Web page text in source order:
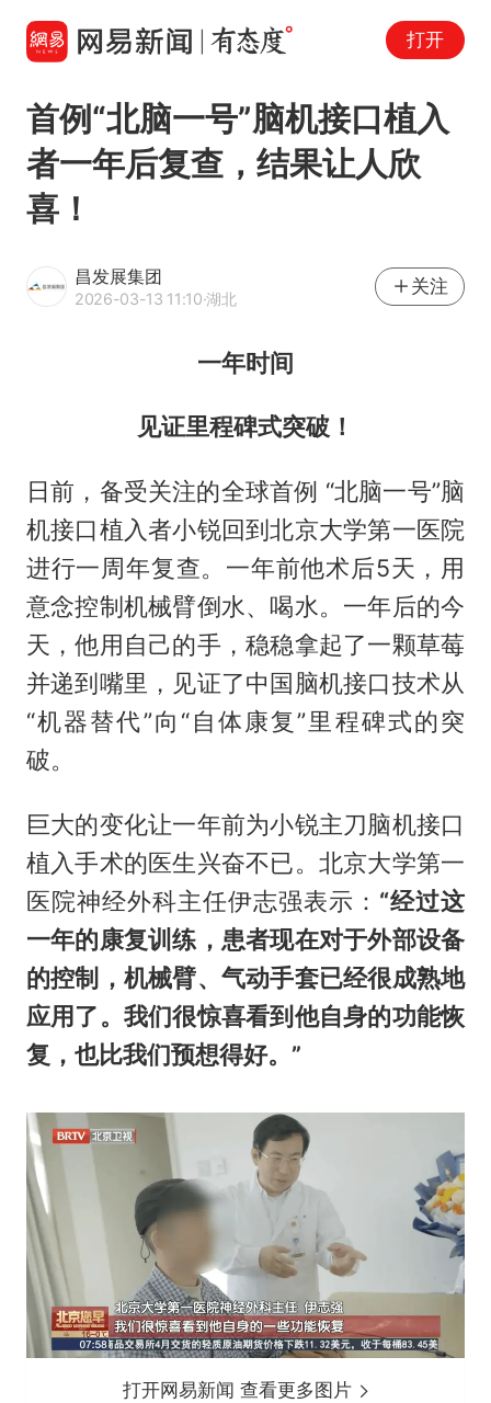
打开
首例“北脑一号”脑机接口植入
者一年后复查，结果让人欣
喜！
昌发展集团
2026-03-13 11:10·湖北
关注
一年时间
见证里程碑式突破！
日前，备受关注的全球首例 “北脑一号”脑
机接口植入者小锐回到北京大学第一医院
进行一周年复查。一年前他术后5天，用
意念控制机械臂倒水、喝水。一年后的今
天，他用自己的手，稳稳拿起了一颗草莓
并递到嘴里，见证了中国脑机接口技术从
“机器替代”向“自体康复”里程碑式的突
破。
巨大的变化让一年前为小锐主刀脑机接口
植入手术的医生兴奋不已。北京大学第一
医院神经外科主任伊志强表示： “经过这
一年的康复训练，患者现在对于外部设备
的控制，机械臂、气动手套已经很成熟地
应用了。我们很惊喜看到他自身的功能恢
复，也比我们预想得好。”
打开网易新闻 查看更多图片